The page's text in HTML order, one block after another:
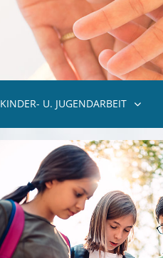
KINDER- U. JUGENDARBEIT